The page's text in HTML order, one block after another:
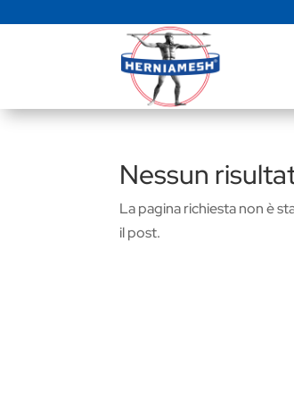
Nessun
La pagina richiesta non è
il post.